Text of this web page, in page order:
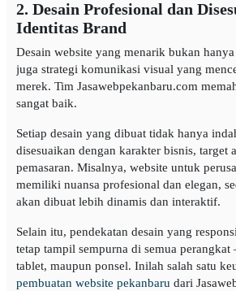
2. Desain Profesional dan
Identitas Brand
Desain website yang menarik bukan
juga strategi komunikasi visual yang
merek. Tim Jasawebpekanbaru.com
sangat baik.
Setiap desain yang dibuat tidak hanya
disesuaikan dengan karakter bisnis, target
pemasaran. Misalnya, website untuk
memiliki nuansa profesional dan elegan,
akan dibuat lebih dinamis dan interaktif.
Selain itu, pendekatan desain yang
tetap tampil sempurna di semua
tablet, maupun ponsel. Inilah salah satu
pembuatan website pekanbaru dari